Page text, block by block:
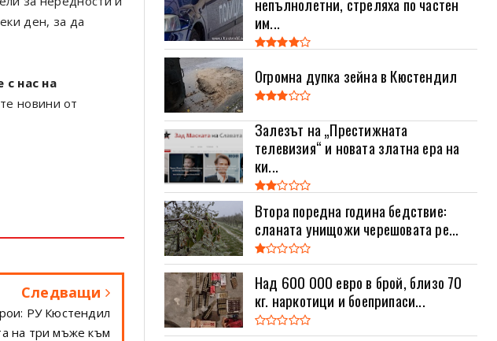
ден, за да
нас на
новини от
Следващи
РУ Кюстендил
на три мъже към
им...
Огромна дупка зейна в Кюстендил
Залезът на „Престижната
телевизия“ и новата златна ера на
ки...
Втора поредна година бедствие:
сланата унищожи черешовата ре...
Над 600 000 евро в брой, близо 70
кг. наркотици и боеприпаси...